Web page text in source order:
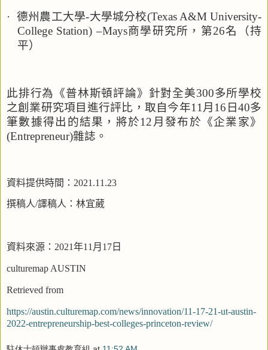
· 德州農工大學-大學城分校(Texas A&M University-
College Station)–Mays商學研究所，第26名（持
平）
此排行為 《普林斯頓評論》針對全美300多所學校
之創業研究項目進行評比，取自今年11 月 16 日 40多
筆數據得出的結果，將於12 月發布於《企業家》
(Entrepreneur)雜誌。
資料提供時間： 2021.11.23
撰稿人/譯稿人：林宜葳
資料來源： 2021年11 月 17 日
culturemap AUSTIN
Retrieved from
https://austin.culturemap.com/news/innovation/11-17-21-ut-austin-
2022-entrepreneurship-best-colleges-princeton-review/